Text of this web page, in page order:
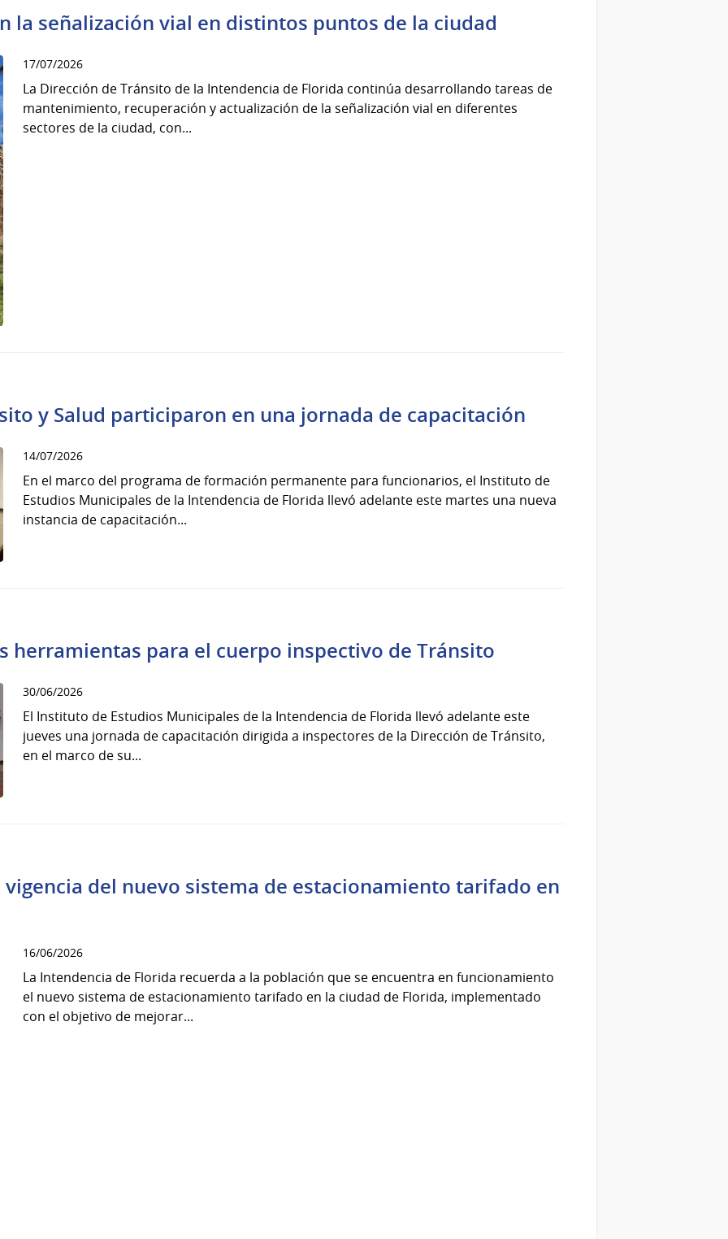
la señalización vial en distintos puntos de la ciudad
17/07/2026
La Dirección de Tránsito de la Intendencia de Florida continúa desarrollando tareas de
mantenimiento, recuperación y actualización de la señalización vial en diferentes
sectores de la ciudad, con...
y Salud participaron en una jornada de capacitación
14/07/2026
En el marco del programa de formación permanente para funcionarios, el Instituto de
Estudios Municipales de la Intendencia de Florida llevó adelante este martes una nueva
instancia de capacitación...
herramientas para el cuerpo inspectivo de Tránsito
30/06/2026
El Instituto de Estudios Municipales de la Intendencia de Florida llevó adelante este
jueves una jornada de capacitación dirigida a inspectores de la Dirección de Tránsito,
en el marco de su...
del nuevo sistema de estacionamiento tarifado en
16/06/2026
La Intendencia de Florida recuerda a la población que se encuentra en funcionamiento
el nuevo sistema de estacionamiento tarifado en la ciudad de Florida, implementado
con el objetivo de mejorar...